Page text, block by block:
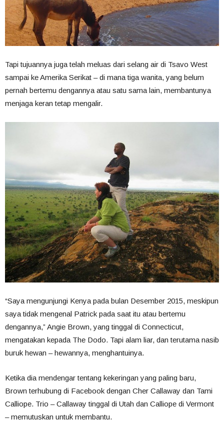
Tapi tujuannya juga telah meluas dari selang air di Tsavo West
sampai ke Amerika Serikat – di mana tiga wanita, yang belum
pernah bertemu dengannya atau satu sama lain, membantunya
menjaga keran tetap mengalir.
“Saya mengunjungi Kenya pada bulan Desember 2015, meskipun
saya tidak mengenal Patrick pada saat itu atau bertemu
dengannya,” Angie Brown, yang tinggal di Connecticut,
mengatakan kepada The Dodo. Tapi alam liar, dan terutama nasib
buruk hewan – hewannya, menghantuinya.
Ketika dia mendengar tentang kekeringan yang paling baru,
Brown terhubung di Facebook dengan Cher Callaway dan Tami
Calliope. Trio – Callaway tinggal di Utah dan Calliope di Vermont
– memutuskan untuk membantu.